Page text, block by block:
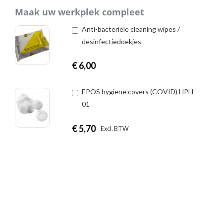
Maak uw werkplek compleet
Anti-bacteriële cleaning wipes /
desinfectiedoekjes
€6,00
EPOS hygiene covers (COVID) HPH
01
€5,70 Excl. BTW